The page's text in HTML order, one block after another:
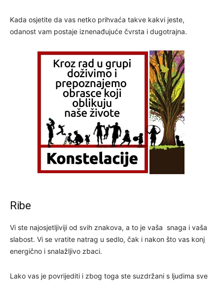
Kada osjetite da vas netko prihvaća takve kakvi jeste,
odanost vam postaje iznenađujuće čvrsta i dugotrajna.
Ribe
Vi ste najosjetljiviji od svih znakova, a to je vaša snaga i vaša
slabost. Vi se vratite natrag u sedlo, čak i nakon što vas konj
energično i snalažljivo zbaci.
Lako vas je povrijediti i zbog toga ste suzdržani s ljudima sve